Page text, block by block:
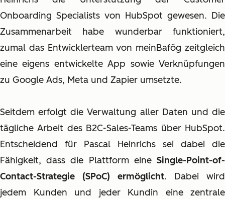
Onboarding Specialists von HubSpot gewesen. Die
Zusammenarbeit habe wunderbar funktioniert,
zumal das Entwicklerteam von meinBafög zeitgleich
eine eigens entwickelte App sowie Verknüpfungen
zu Google Ads, Meta und Zapier umsetzte.
Seitdem erfolgt die Verwaltung aller Daten und die
tägliche Arbeit des B2C-Sales-Teams über HubSpot.
Entscheidend für Pascal Heinrichs sei dabei die
Fähigkeit, dass die Plattform eine Single-Point-of-
Contact-Strategie (SPoC) ermöglicht. Dabei wird
jedem Kunden und jeder Kundin eine zentrale